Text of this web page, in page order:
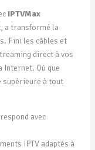
IPTVMax
a transformé la
Fini les câbles et
direct à vos
Où que
supérieure à tout
avec
IPTV adaptés à